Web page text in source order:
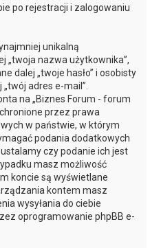
po rejestracji i zalogowaniu
unikalną
„twoja nazwa użytkownika”,
dalej „twoje hasło” i osobisty
adres e-mail”.
na „Biznes Forum - forum
przez prawa
w państwie, w którym
podania dodatkowych
czy podanie ich jest
masz możliwość
koncie są wyświetlane
kontem masz
wysyłania do ciebie
oprogramowanie phpBB e-